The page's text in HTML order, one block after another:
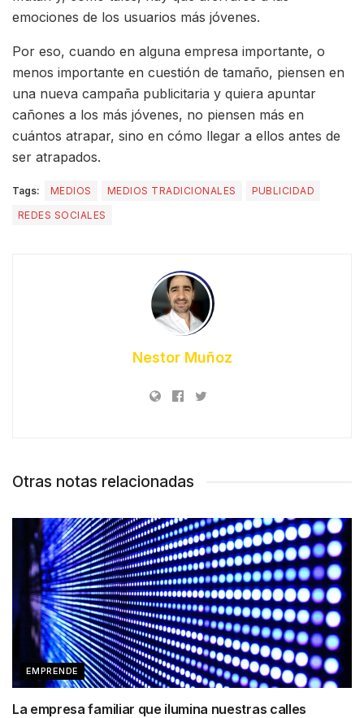
emociones de los usuarios más jóvenes.
Por eso, cuando en alguna empresa importante, o
menos importante en cuestión de tamaño, piensen en
una nueva campaña publicitaria y quiera apuntar
cañones a los más jóvenes, no piensen más en
cuántos atrapar, sino en cómo llegar a ellos antes de
ser atrapados.
Tags: MEDIOS MEDIOS TRADICIONALES
PUBLICIDAD
REDES SOCIALES
Nestor Muñoz
Otras notas relacionadas
EMPRENDE
La empresa familiar que ilumina nuestras calles